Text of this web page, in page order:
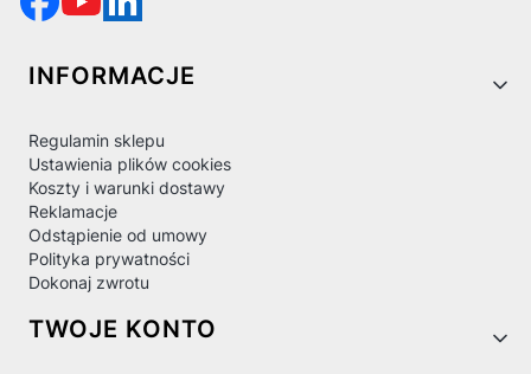
Linki w stopce
INFORMACJE
Regulamin sklepu
Ustawienia plików cookies
Koszty i warunki dostawy
Reklamacje
Odstąpienie od umowy
Polityka prywatności
Dokonaj zwrotu
TWOJE KONTO